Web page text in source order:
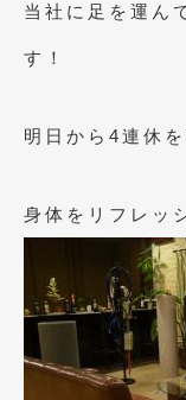
当社に足を運ん
す！
明日から4連休
身体をリフレッ